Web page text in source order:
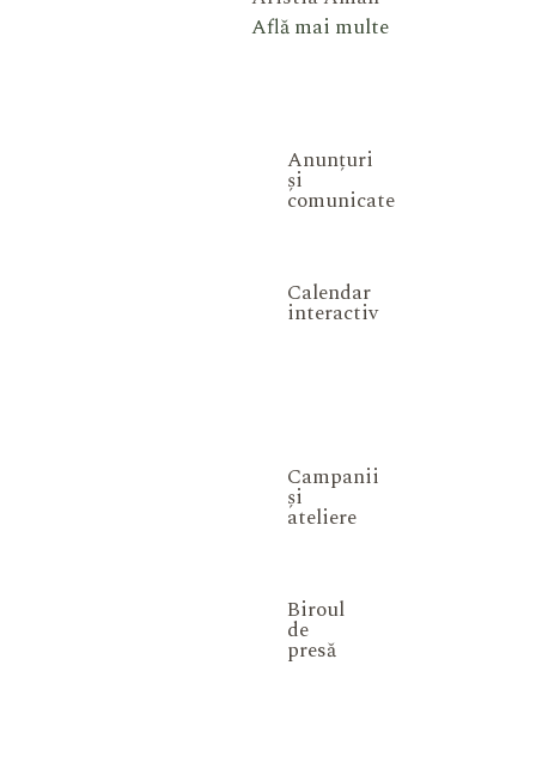
Află mai multe
Anunțuri
și
comunicate
Calendar
interactiv
Campanii
și
ateliere
Biroul
de
presă